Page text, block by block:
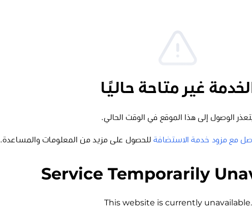
الخدمة غير متاحة حاليًا
الوصول إلى هذا الموقع في الوقت الحالي.
مع مزود خدمة الاستضافة للحصول على مزيد من المعلومات والمساعدة.
Service Temporarily
This website is currently unavailable.